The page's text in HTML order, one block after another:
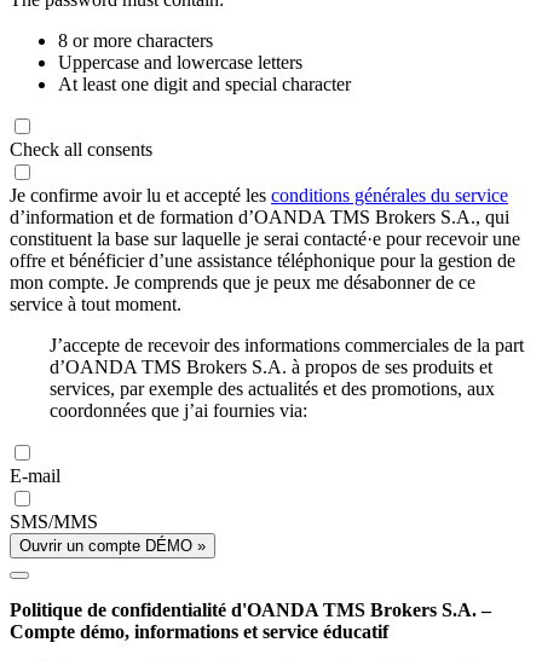
8 or more characters
Uppercase and lowercase letters
At least one digit and special character
Check all consents
Je confirme avoir lu et accepté les conditions générales du service
d’information et de formation d’OANDA TMS Brokers S.A., qui
constituent la base sur laquelle je serai contacté·e pour recevoir une
offre et bénéficier d’une assistance téléphonique pour la gestion de
mon compte. Je comprends que je peux me désabonner de ce
service à tout moment.
J’accepte de recevoir des informations commerciales de la part
d’OANDA TMS Brokers S.A. à propos de ses produits et
services, par exemple des actualités et des promotions, aux
coordonnées que j’ai fournies via:
E-mail
SMS/MMS
Ouvrir un compte DÉMO »
Politique de confidentialité d'OANDA TMS Brokers S.A. –
Compte démo, informations et service éducatif